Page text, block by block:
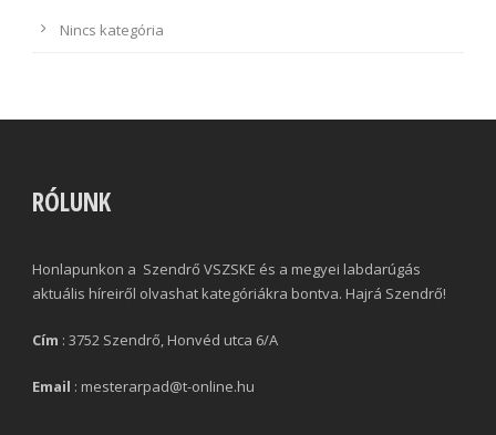
Nincs kategória
RÓLUNK
Honlapunkon a Szendrő VSZSKE és a megyei labdarúgás
aktuális híreiről olvashat kategóriákra bontva. Hajrá Szendrő!
Cím : 3752 Szendrő, Honvéd utca 6/A
Email : mesterarpad@t-online.hu